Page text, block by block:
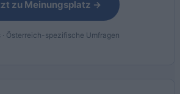
zu Meinungsplatz →
· Österreich-spezifische Umfragen